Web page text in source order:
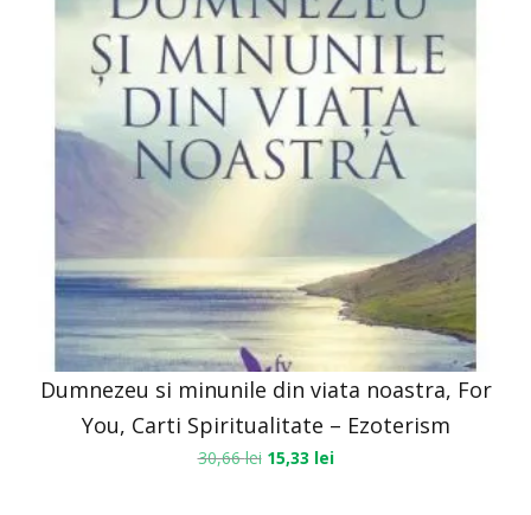
Dumnezeu si minunile din viata noastra, For
You, Carti Spiritualitate – Ezoterism
30,66lei 15,33 lei